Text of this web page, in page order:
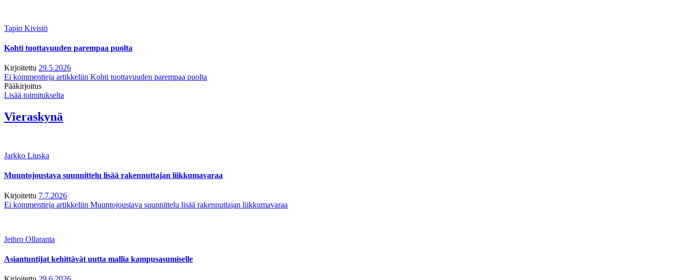
Tapio Kivistö
Kohti tuottavuuden parempaa puolta
Kirjoitettu 29.5.2026
Ei kommentteja artikkeliin Kohti tuottavuuden parempaa puolta
Pääkirjoitus
Lisää toimitukselta
Vieraskynä
Jarkko Liuska
Muuntojoustava suunnittelu lisää rakennuttajan liikkumavaraa
Kirjoitettu 7.7.2026
Ei kommentteja artikkeliin Muuntojoustava suunnittelu lisää rakennuttajan liikkumavaraa
Jethro Ollaranta
Asiantuntijat kehittävät uutta mallia kampusasumiselle